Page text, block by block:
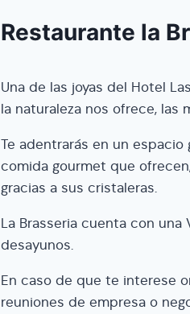
Restaurante la
Una de las joyas del Hotel
la naturaleza nos ofrece, las
Te adentrarás en un
comida gourmet que
gracias a sus cristaleras.
La Brasseria cuenta con
desayunos.
En caso de que te interese
reuniones de empresa o